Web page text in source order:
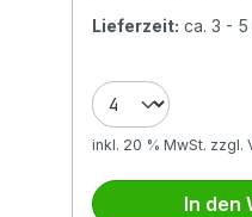
Lieferzeit: ca. 3 -
inkl. 20 % MwSt. zzgl.
In den